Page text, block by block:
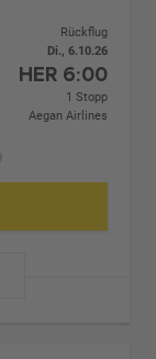
Rückflug
Di., 6.10.26
HER 6:00
1 Stopp
Aegan Airlines